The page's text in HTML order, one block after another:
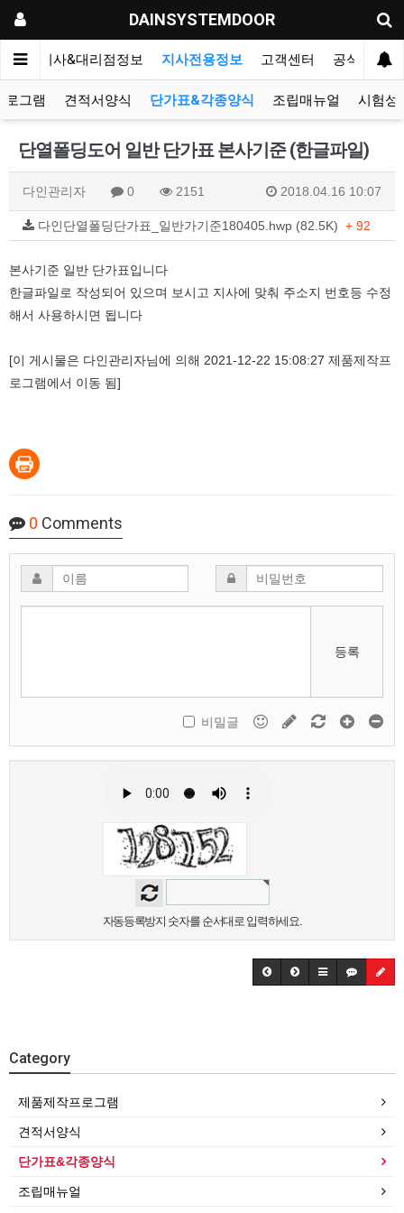
DAINSYSTEMDOOR
오 지사&대리점정보 지사전용정보 고객센터 공식블로그
로그램 견적서양식 단가표&각종양식 조립매뉴얼 시험성
단열폴딩도어 일반 단가표 본사기준 (한글파일)
다인관리자 0 2151 2018.04.16 10:07
다인단열폴딩단가표_일반가기준180405.hwp (82.5K) + 92
본사기준 일반 단가표입니다
한글파일로 작성되어 있으며 보시고 지사에 맞춰 주소지 번호등 수정
해서 사용하시면 됩니다
[이 게시물은 다인관리자님에 의해 2021-12-22 15:08:27 제품제작프
로그램에서 이동 됨]
0 Comments
등록
비밀글
자동등록방지 숫자를 순서대로 입력하세요.
Category
제품제작프로그램
견적서양식
단가표&각종양식
조립매뉴얼